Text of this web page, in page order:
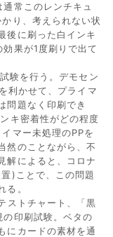
常このレンチキュ
り、考えられない状
後に刷った白インキ
果が1度刷りで出て
験を行う。デモセン
利かせて、プライマ
問題なく印刷でき
キ密着性がどの程度
マー未処理のPPを
然のことながら、不
解によると、コロナ
)ことで、この問題
る。
ストチャート、「黒
印刷試験。ベタの
にカードの素材を通